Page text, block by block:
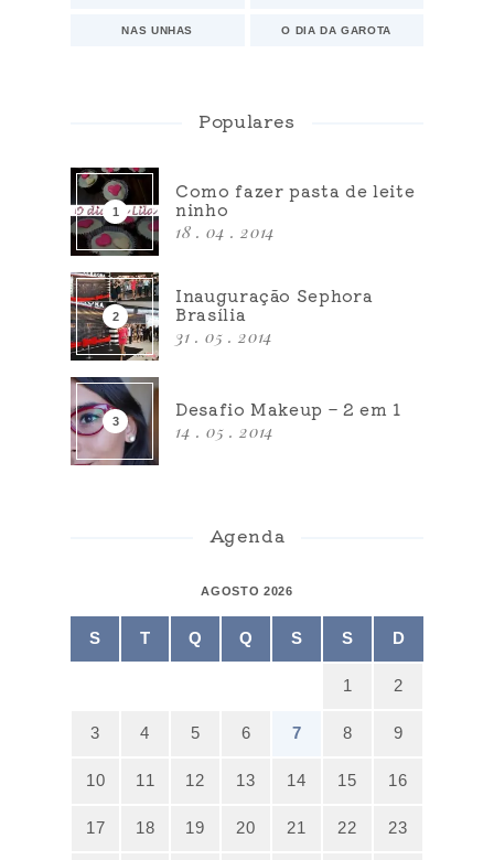
NAS UNHAS O DIA DA GAROTA
Populares
Como fazer pasta de leite
ninho
18 . 04 . 2014
Inauguração Sephora
Brasília
31 . 05 . 2014
Desafio Makeup – 2 em 1
14 . 05 . 2014
Agenda
AGOSTO 2026
S T Q Q S S D
1 2
3 4 5 6 7 8 9
10 11 12 13 14 15 16
17 18 19 20 21 22 23